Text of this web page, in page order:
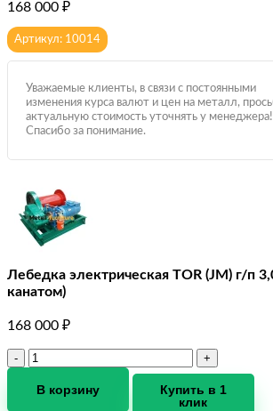
168 000 ₽
Артикул: 10014
Уважаемые клиенты, в связи с постоянными
изменения курса валют и цен на металл,
актуальную стоимость уточнять у менеджера!
Спасибо за понимание.
Лебедка электрическая TOR (JM) г/п
канатом)
168 000 ₽
Количество
Лебедка
В корзину
Купить в 1
клик